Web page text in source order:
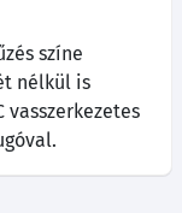
színe
nélkül is